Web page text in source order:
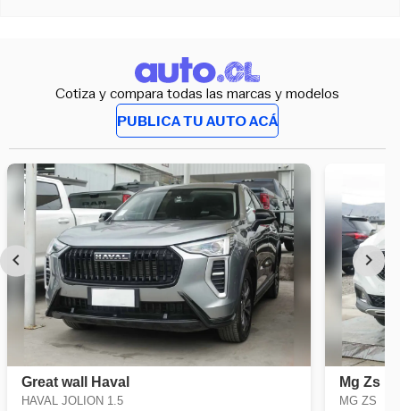
Cotiza y compara todas las marcas y modelos
PUBLICA TU AUTO ACÁ